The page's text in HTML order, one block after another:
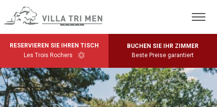
RESERVIEREN SIE IHREN TISCH
Les Trois Rochers
BUCHEN SIE IHR ZIMMER
Beste Preise garantiert